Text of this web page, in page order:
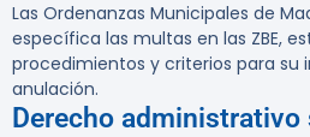
Las Ordenanzas Municipales de
específica las multas en las ZBE,
procedimientos y criterios para su
anulación.
Derecho